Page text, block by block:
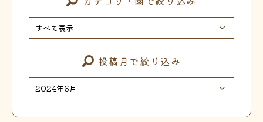
投稿月で絞り込み